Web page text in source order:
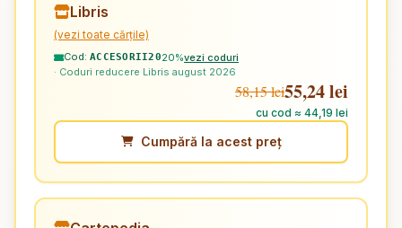
Libris
(vezi toate cărțile)
Cod: ACCESORII2020%vezi coduri
· Coduri reducere Libris august 2026
58,15 lei55,24 lei
cu cod ≈ 44,19 lei
Cumpără la acest preț